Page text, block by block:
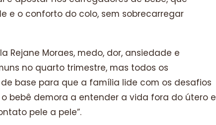
e o conforto do colo, sem sobrecarregar
Rejane Moraes, medo, dor, ansiedade e
no quarto trimestre, mas todos os
base para que a família lide com os desafios
bebê demora a entender a vida fora do útero e
pele a pele”.